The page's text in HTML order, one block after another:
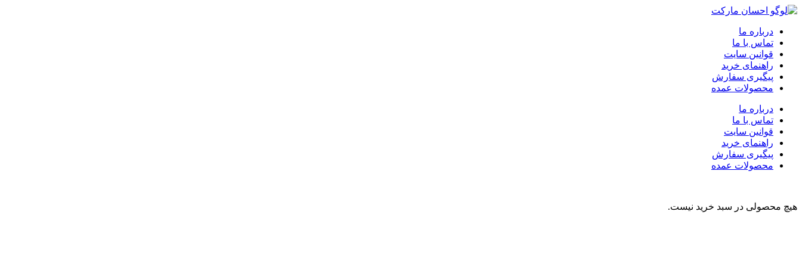
درباره ما
تماس با ما
قوانین سایت
راهنمای خرید
پیگیری سفارش
محصولات عمده
درباره ما
تماس با ما
قوانین سایت
راهنمای خرید
پیگیری سفارش
محصولات عمده
هیچ محصولی در سبد خرید نیست.